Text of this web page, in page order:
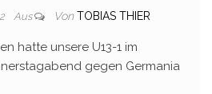
Aus Von TOBIAS THIER
hatte unsere U13-1 im
gegen Germania